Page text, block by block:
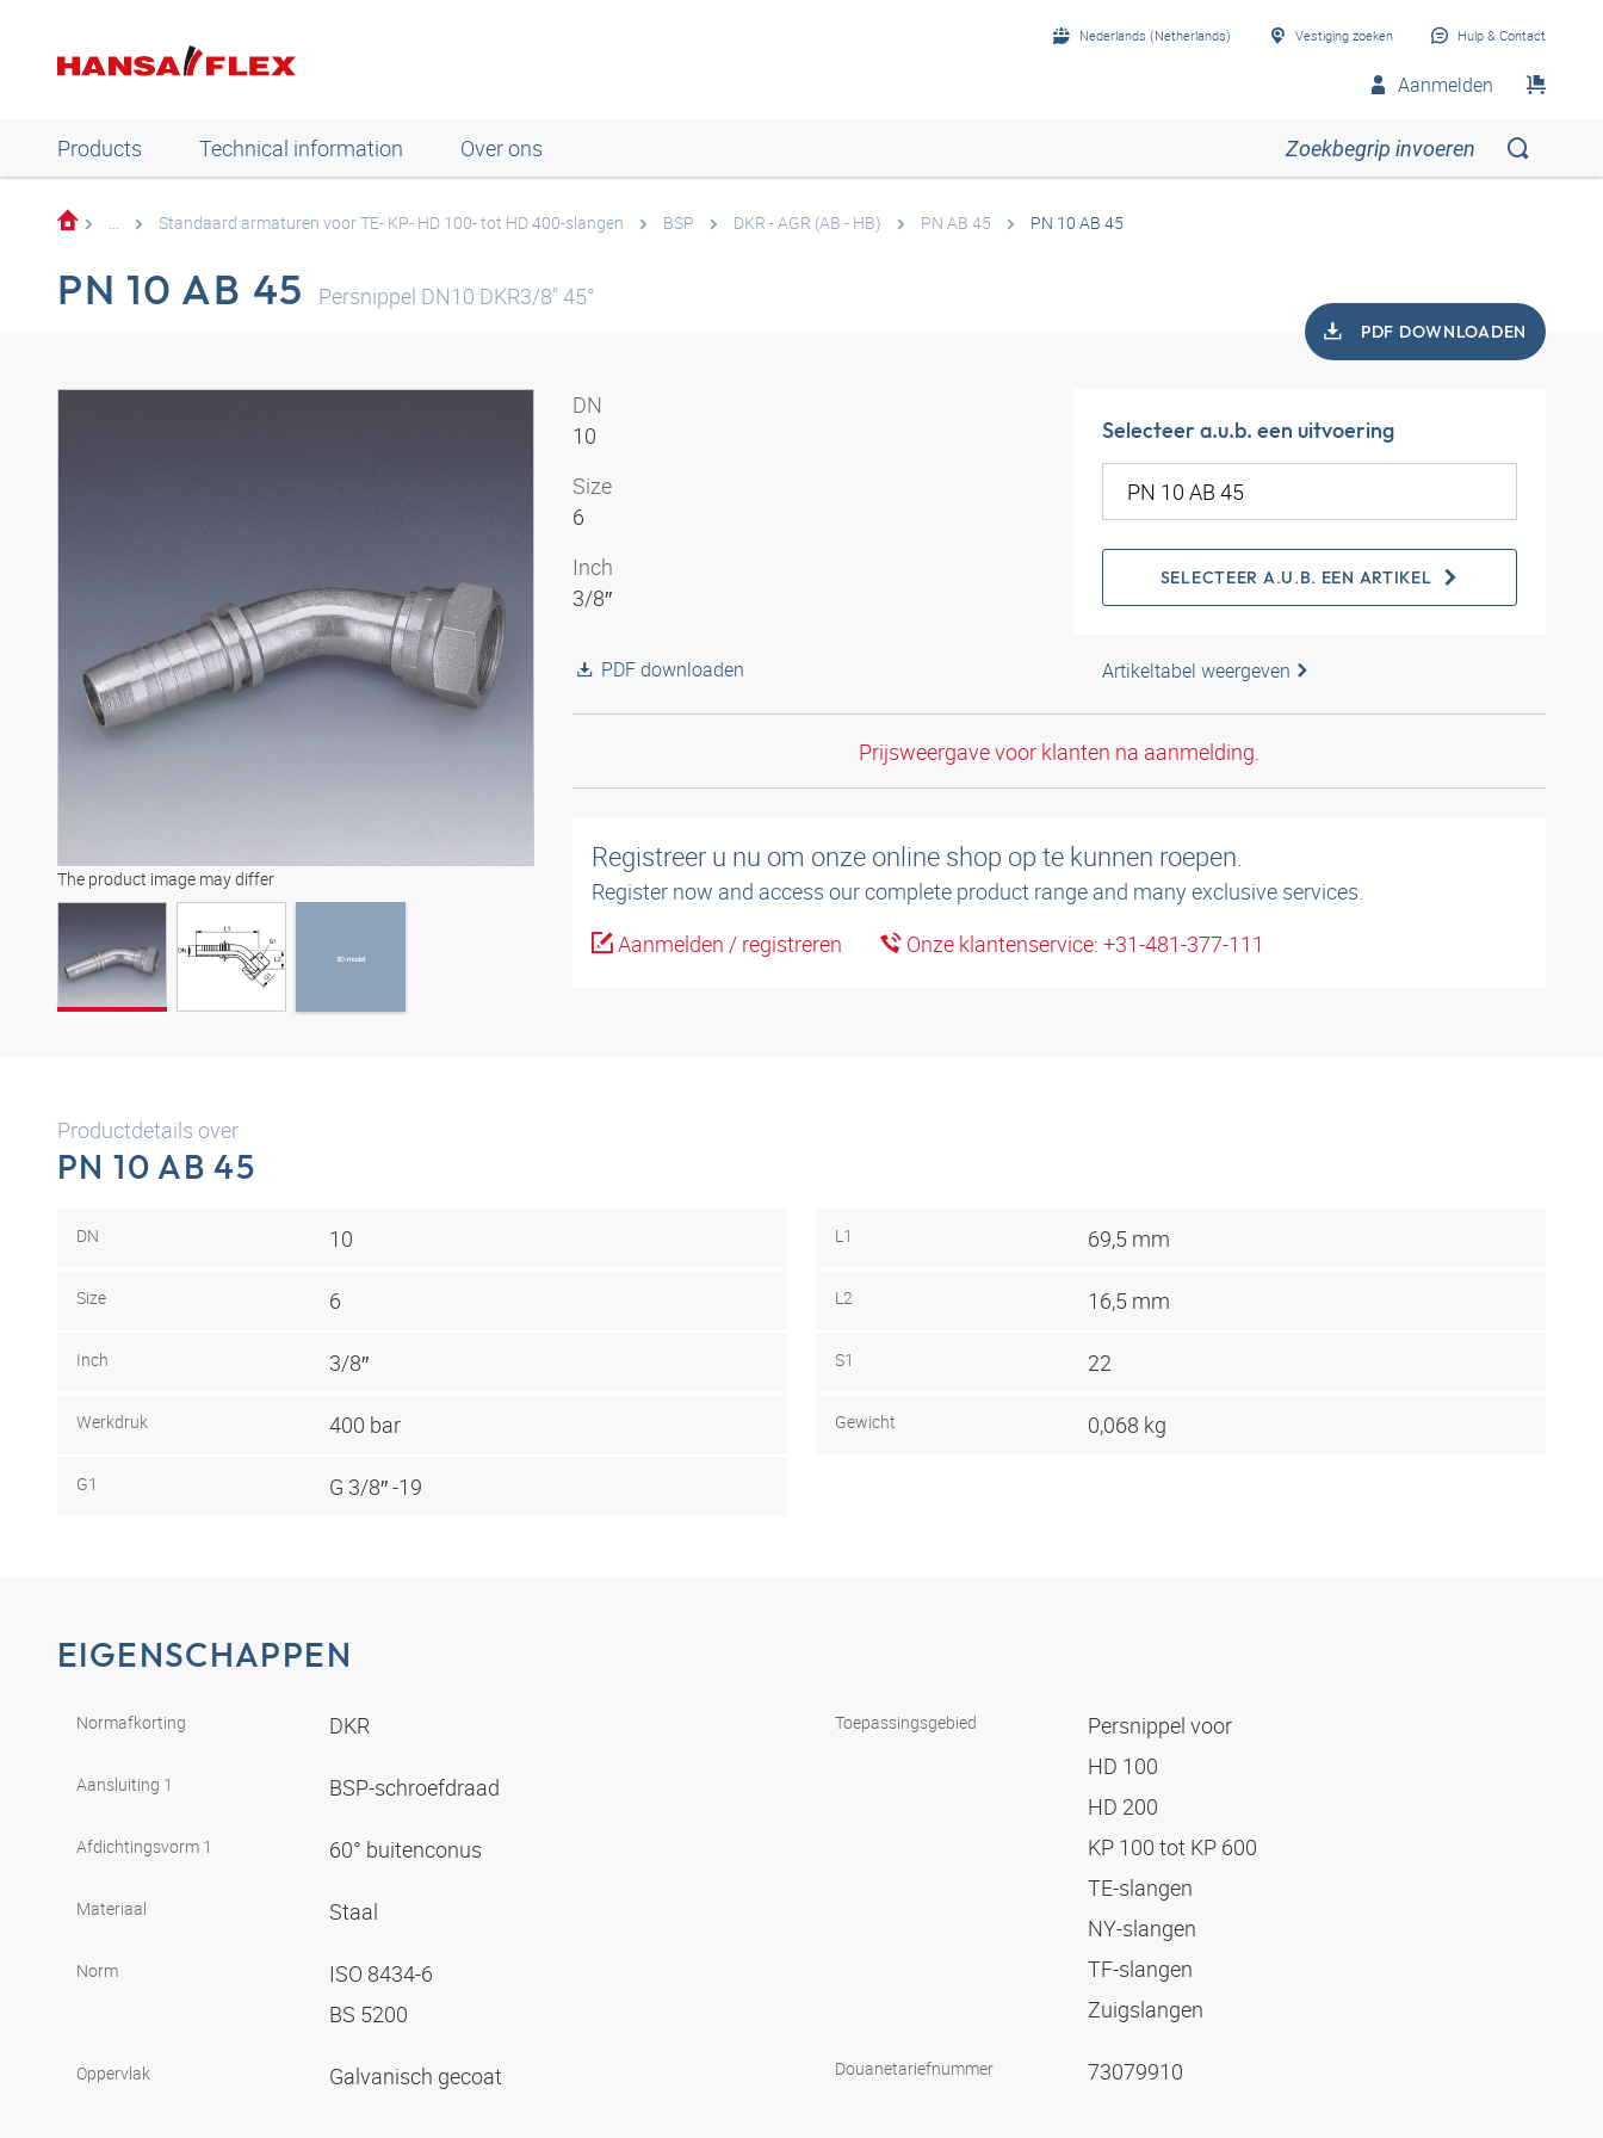
Nederlands (Netherlands) Vestiging zoeken Hulp & Contact
Aanmelden
Products Technical information Over ons
... Standaard armaturen voor TE- KP- HD 100- tot HD 400-slangen BSP DKR - AGR (AB - HB) PN AB 45 PN 10 AB 45
PN 10 AB 45 Persnippel DN10 DKR3/8" 45°
PDF DOWNLOADEN
The product image may differ
3D-model
3D-model
DN
10
Size
6
Inch
3/8″
PDF downloaden
Selecteer a.u.b. een uitvoering
SELECTEER A.U.B. EEN ARTIKEL
Artikeltabel weergeven
Prijsweergave voor klanten na aanmelding.
Registreer u nu om onze online shop op te kunnen roepen.
Register now and access our complete product range and many exclusive services.
Aanmelden / registreren
Onze klantenservice: +31-481-377-111
Productdetails over
PN 10 AB 45
DN 10
Size 6
Inch 3/8″
Werkdruk 400 bar
G1 G 3/8″ -19
L1 69,5 mm
L2 16,5 mm
S1 22
Gewicht 0,068 kg
EIGENSCHAPPEN
Normafkorting DKR
Aansluiting 1 BSP-schroefdraad
Afdichtingsvorm 1 60° buitenconus
Materiaal Staal
Norm
ISO 8434-6
BS 5200
Oppervlak Galvanisch gecoat
Toepassingsgebied
Persnippel voor
HD 100
HD 200
KP 100 tot KP 600
TE-slangen
NY-slangen
TF-slangen
Zuigslangen
Douanetariefnummer 73079910